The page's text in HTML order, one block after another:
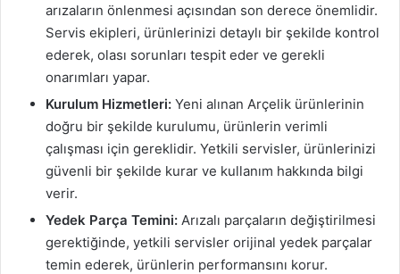
arızaların önlenmesi açısından son derece önemlidir.
Servis ekipleri, ürünlerinizi detaylı bir şekilde kontrol
ederek, olası sorunları tespit eder ve gerekli
onarımları yapar.
Kurulum Hizmetleri: Yeni alınan Arçelik ürünlerinin
doğru bir şekilde kurulumu, ürünlerin verimli
çalışması için gereklidir. Yetkili servisler, ürünlerinizi
güvenli bir şekilde kurar ve kullanım hakkında bilgi
verir.
Yedek Parça Temini: Arızalı parçaların değiştirilmesi
gerektiğinde, yetkili servisler orijinal yedek parçalar
temin ederek, ürünlerin performansını korur.